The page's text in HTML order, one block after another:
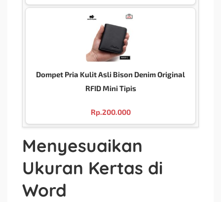
Dompet Pria Kulit Asli Bison Denim Original
RFID Mini Tipis
Rp.200.000
Menyesuaikan
Ukuran Kertas di
Word